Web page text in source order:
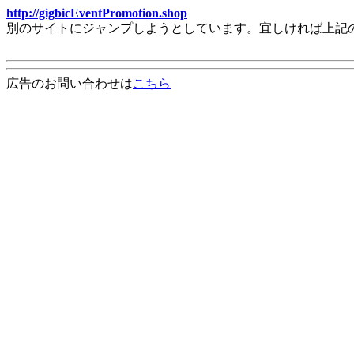
http://gigbicEventPromotion.shop
別のサイトにジャンプしようとしています。宜しければ上
広告のお問い合わせはこちら